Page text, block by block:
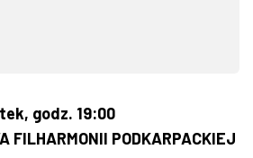
godz. 19:00
FILHARMONII PODKARPACKIEJ